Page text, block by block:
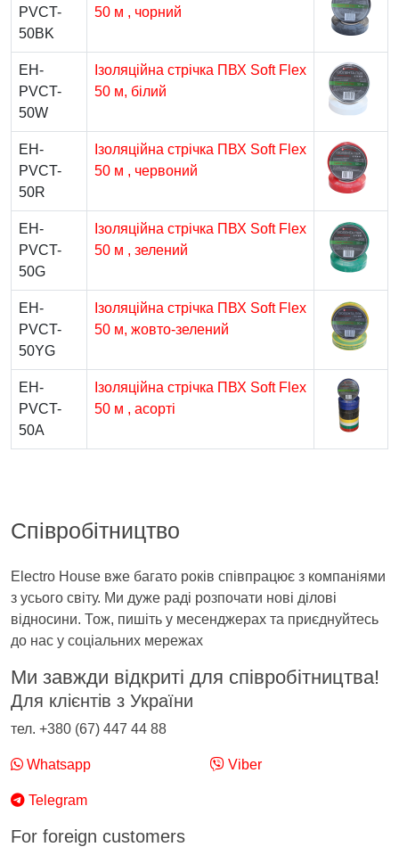
PVCT-
50BK
50 м , чорний
EH-
PVCT-
50W
Ізоляційна стрічка ПВХ Soft Flex
50 м, білий
EH-
PVCT-
50R
Ізоляційна стрічка ПВХ Soft Flex
50 м , червоний
EH-
PVCT-
50G
Ізоляційна стрічка ПВХ Soft Flex
50 м , зелений
EH-
PVCT-
50YG
Ізоляційна стрічка ПВХ Soft Flex
50 м, жовто-зелений
EH-
PVCT-
50A
Ізоляційна стрічка ПВХ Soft Flex
50 м , асорті
Співробітництво
Electro House вже багато років співпрацює з компаніями
з усього світу. Ми дуже раді розпочати нові ділові
відносини. Тож, пишіть у месенджерах та приєднуйтесь
до нас у соціальних мережах
Ми завжди відкриті для співробітництва!
Для клієнтів з України
тел. +380 (67) 447 44 88
Whatsapp Viber
Telegram
For foreign customers